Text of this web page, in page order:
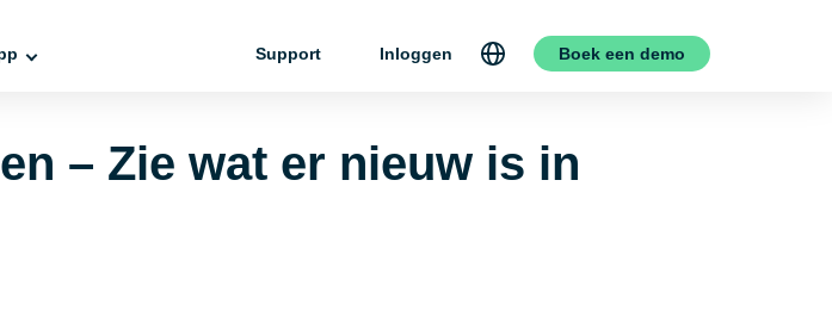
Support Inloggen Boek een demo
– Zie wat er nieuw is in